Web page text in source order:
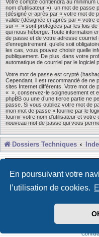
En poursuivant votre
l’utilisation de cookies.
Votre compte contiendra au minimum
nom d’utilisateur »), un mot de
(désigné ci-après par « votre mot de
valide (désignée ci-après par « votre
sur « » sont protégées par les lois
qui nous héberge. Toute information
de passe et de votre adresse
d’enregistrement, qu’elle soit
les cas, vous pouvez choisir quelle
publiquement. De plus, dans votre
automatique de courriel par le logiciel
Votre mot de passe est crypté
Cependant, il est recommandé de ne
sites Internet différents. Votre mot de
« », conservez-le soigneusement et
phpBB ou une d’une tierce partie ne
passe. Si vous oubliez votre mot de
mon mot de passe » fournie par le
fournir votre nom d’utilisateur et
nouveau mot de passe qui vous
Dossiers Techniques
Développé par